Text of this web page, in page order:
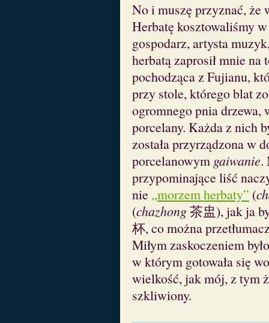
No i muszę przyznać, że
Herbatę kosztowaliśmy
gospodarz, artysta
herbatą zaprosił mnie
pochodząca z Fujianu,
przy stole, którego blat
ogromnego pnia
porcelany. Każda z nich
została przyrządzona w
porcelanowym gaiwanie.
przypominające liść
nie „morzem herbaty” (
(chazhong茶盅), jak ja
杯, co można
Miłym zaskoczeniem
w którym gotowała się
wielkość, jak mój, z tym
szkliwiony.